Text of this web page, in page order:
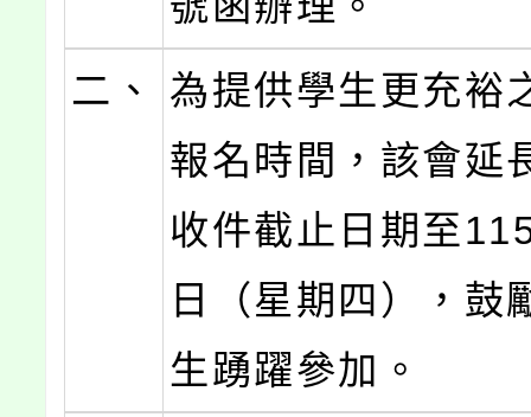
二、
為提供學生更充裕
報名時間，該會延
收件截止日期至
日（星期四），鼓
生踴躍參加。